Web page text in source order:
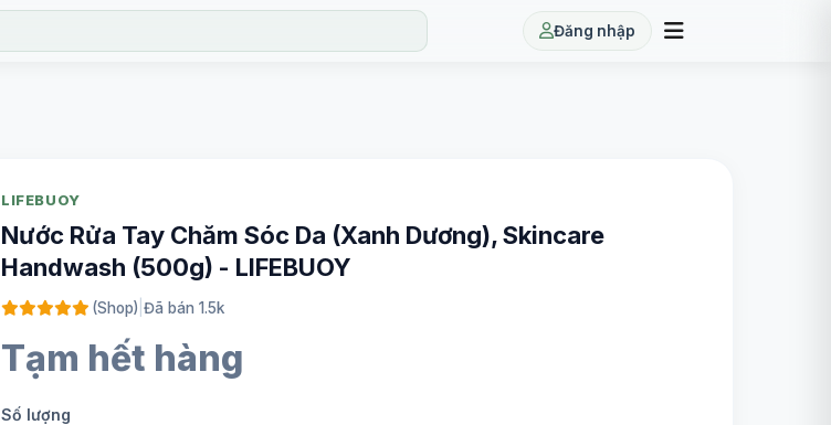
Đăng nhập
LIFEBUOY
Nước Rửa Tay Chăm Sóc Da (Xanh Dương), Skincare
Handwash (500g) - LIFEBUOY
(Shop) Đã bán 1.5k
Tạm hết hàng
Số lượng